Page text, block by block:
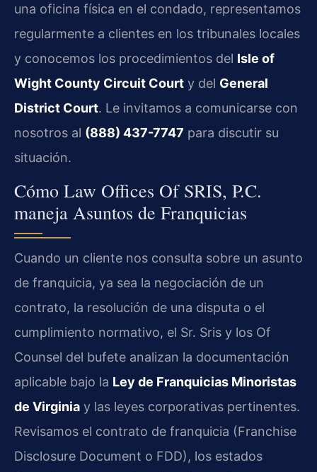
una oficina física en el condado, representamos
regularmente a clientes en los tribunales locales
y conocemos los procedimientos del Isle of
Wight County Circuit Court y del General
District Court. Le invitamos a comunicarse con
nosotros al (888) 437-7747 para discutir su
situación.
Cómo Law Offices Of SRIS, P.C.
maneja Asuntos de Franquicias
Cuando un cliente nos consulta sobre un asunto
de franquicia, ya sea la negociación de un
contrato, la resolución de una disputa o el
cumplimiento normativo, el Sr. Sris y los Of
Counsel del bufete analizan la documentación
aplicable bajo la Ley de Franquicias Minoristas
de Virginia y las leyes corporativas pertinentes.
Revisamos el contrato de franquicia (Franchise
Disclosure Document o FDD), los estados